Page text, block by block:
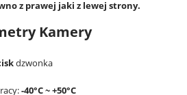
z prawej jaki z lewej strony.
Kamery
dzwonka
-40°C ~ +50°C